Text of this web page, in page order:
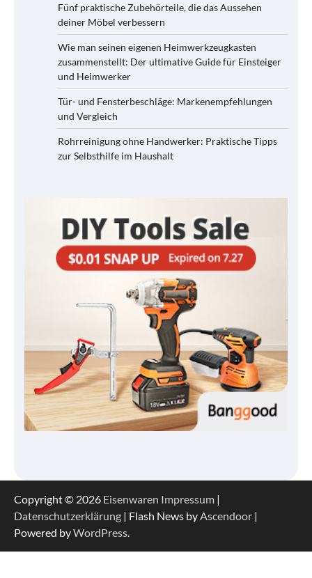
Fünf praktische Zubehörteile, die das Aussehen
deiner Möbel verbessern
Wie man seinen eigenen Heimwerkzeugkasten
zusammenstellt: Der ultimative Guide für Einsteiger
und Heimwerker
Tür- und Fensterbeschläge: Markenempfehlungen
und Vergleich
Rohrreinigung ohne Handwerker: Praktische Tipps
zur Selbsthilfe im Haushalt
Copyright © 2026 Eisenwaren Impressum |
Datenschutzerklärung | Flash News byAscendoor |
Powered byWordPress.